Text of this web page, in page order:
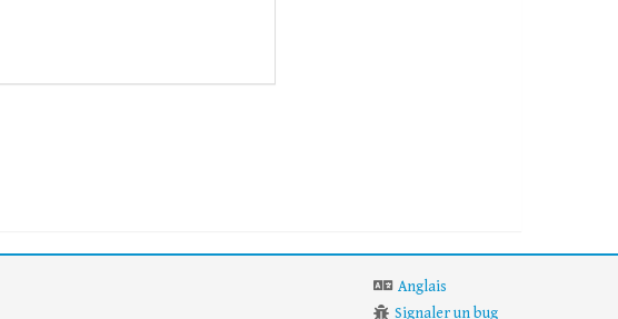
Anglais
Signaler un bug